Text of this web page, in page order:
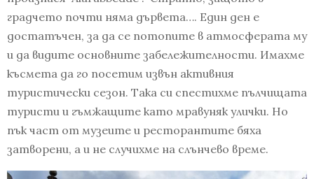
градчето почти няма дървета…. Един ден е
достатъчен, за да се потопите в атмосферата му
и да видите основните забележителности. Имахме
късмета да го посетим извън активния
туристически сезон. Така си спестихме пълчищата
туристи и гъмжащите като мравуняк улички. Но
пък част от музеите и ресторантите бяха
затворени, а и не случихме на слънчево време.